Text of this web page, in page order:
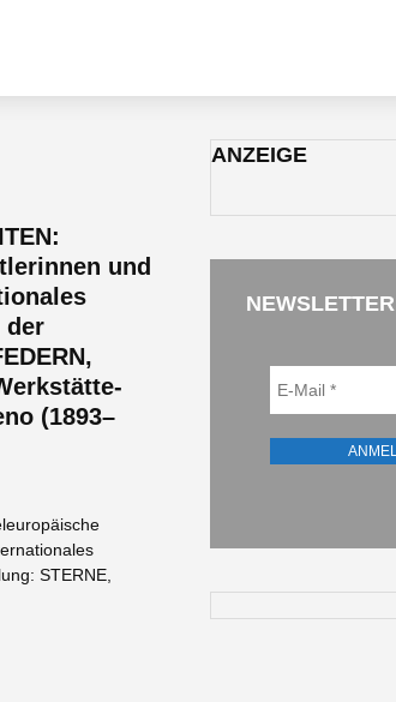
und
der
(1893–
STERNE,
ANZEIGE
NEWSLETTER